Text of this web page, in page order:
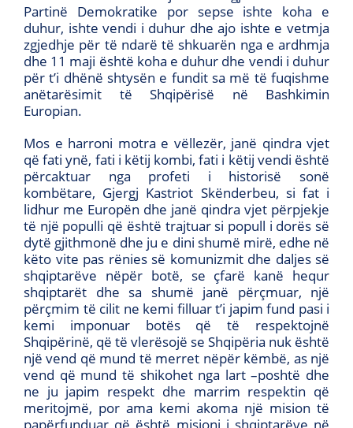
Partinë Demokratike por sepse ishte koha e
duhur, ishte vendi i duhur dhe ajo ishte e vetmja
zgjedhje për të ndarë të shkuarën nga e ardhmja
dhe 11 maji është koha e duhur dhe vendi i duhur
për t’i dhënë shtysën e fundit sa më të fuqishme
anëtarësimit të Shqipërisë në Bashkimin
Europian.
Mos e harroni motra e vëllezër, janë qindra vjet
që fati ynë, fati i këtij kombi, fati i këtij vendi është
përcaktuar nga profeti i historisë sonë
kombëtare, Gjergj Kastriot Skënderbeu, si fat i
lidhur me Europën dhe janë qindra vjet përpjekje
të një populli që është trajtuar si popull i dorës së
dytë gjithmonë dhe ju e dini shumë mirë, edhe në
këto vite pas rënies së komunizmit dhe daljes së
shqiptarëve nëpër botë, se çfarë kanë hequr
shqiptarët dhe sa shumë janë përçmuar, një
përçmim të cilit ne kemi filluar t’i japim fund pasi i
kemi imponuar botës që të respektojnë
Shqipërinë, që të vlerësojë se Shqipëria nuk është
një vend që mund të merret nëpër këmbë, as një
vend që mund të shikohet nga lart –poshtë dhe
ne ju japim respekt dhe marrim respektin që
meritojmë, por ama kemi akoma një mision të
papërfunduar që është misioni i shqiptarëve në